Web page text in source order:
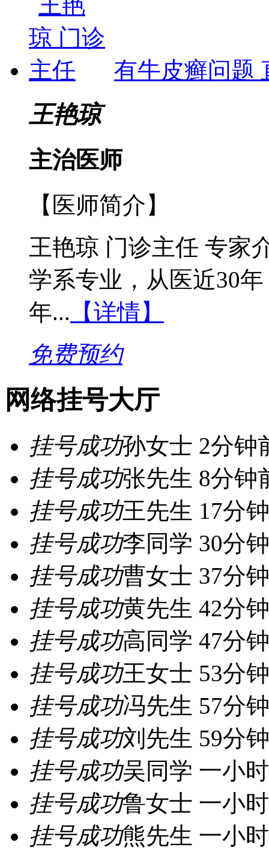
有牛皮癣问题
王艳琼
主治医师
【医师简介】
王艳琼 门诊主任 专家
学系专业，从医近30
年... 【详情】
免费预约
网络挂号大厅
挂号成功孙女士 2分钟
挂号成功张先生 8分钟
挂号成功王先生 17分
挂号成功李同学 30分
挂号成功曹女士 37分
挂号成功黄先生 42分
挂号成功高同学 47分
挂号成功王女士 53分
挂号成功冯先生 57分
挂号成功刘先生 59分
挂号成功吴同学 一小
挂号成功鲁女士 一小
挂号成功熊先生 一小